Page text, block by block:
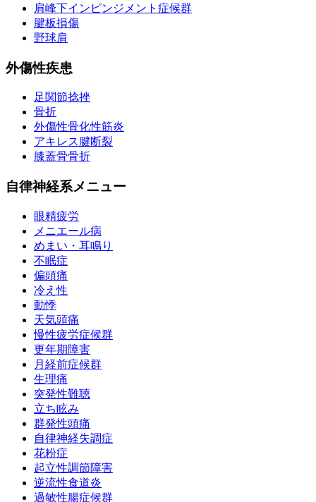
肩峰下インピンジメント症候群
腱板損傷
野球肩
外傷性疾患
足関節捻挫
骨折
外傷性骨化性筋炎
アキレス腱断裂
膝蓋骨骨折
自律神経系メニュー
眼精疲労
メニエール病
めまい・耳鳴り
不眠症
偏頭痛
冷え性
動悸
天気頭痛
慢性疲労症候群
更年期障害
月経前症候群
生理痛
突発性難聴
立ち眩み
群発性頭痛
自律神経失調症
花粉症
起立性調節障害
逆流性食道炎
過敏性腸症候群